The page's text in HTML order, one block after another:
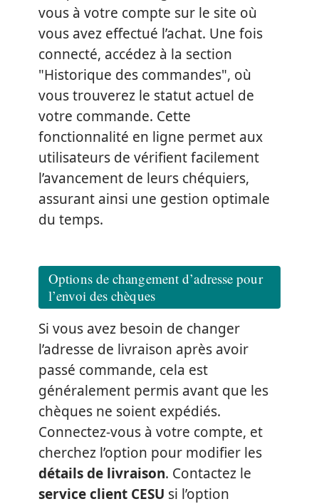
vous à votre compte sur le site où
vous avez effectué l’achat. Une fois
connecté, accédez à la section
"Historique des commandes", où
vous trouverez le statut actuel de
votre commande. Cette
fonctionnalité en ligne permet aux
utilisateurs de vérifient facilement
l’avancement de leurs chéquiers,
assurant ainsi une gestion optimale
du temps.
Options de changement d’adresse pour
l’envoi des chèques
Si vous avez besoin de changer
l’adresse de livraison après avoir
passé commande, cela est
généralement permis avant que les
chèques ne soient expédiés.
Connectez-vous à votre compte, et
cherchez l’option pour modifier les
détails de livraison. Contactez le
service client CESU si l’option